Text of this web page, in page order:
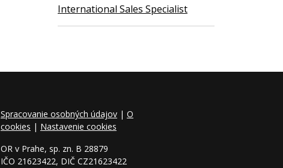
International Sales Specialist
Spracovanie osobných údajov | O
cookies | Nastavenie cookies
OR v Prahe, sp. zn. B 28879
IČO 21623422, DIČ CZ21623422